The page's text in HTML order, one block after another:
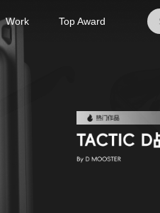
Work Top Award